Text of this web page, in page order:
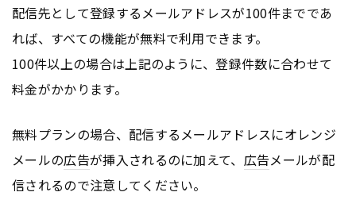
配信先として登録するメールアドレスが100件までであ
れば、すべての機能が無料で利用できます。
100件以上の場合は上記のように、登録件数に合わせて
料金がかかります。
無料プランの場合、配信するメールアドレスにオレンジ
メールの広告が挿入されるのに加えて、 広告メールが配
信されるので注意してください。